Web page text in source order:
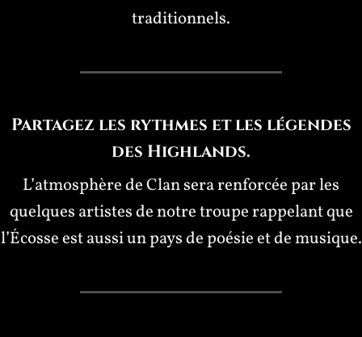
traditionnels.
Partagez les rythmes et les légendes
des Highlands.
L’atmosphère de Clan sera renforcée par les
quelques artistes de notre troupe rappelant que
l’Écosse est aussi un pays de poésie et de musique.